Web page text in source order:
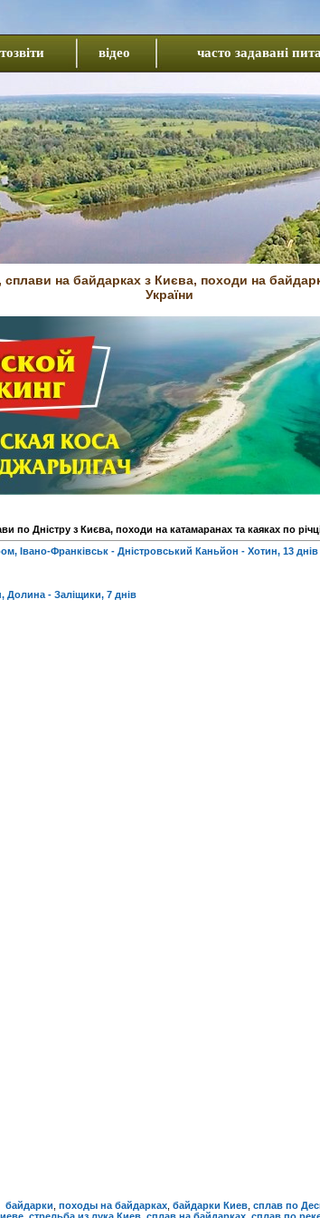
відео часто задавані
на байдарках з Києва, походи на
України
по Дністру з Києва, походи на катамаранах та каяках по
Івано-Франківськ - Дністровський Каньйон - Хотин, 13 днів
Долина - Заліщики, 7 днів
байдарки походы на байдарках, байдарки Киев, сплав по